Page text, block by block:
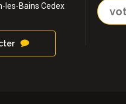
les-Bains Cedex